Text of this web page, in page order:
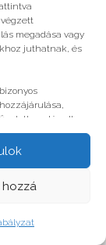
megadása vagy
juthatnak, és
adatkezelés ellen.
a webhelyre
ÉS